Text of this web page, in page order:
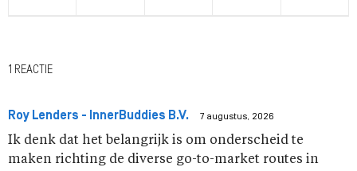
1 REACTIE
Roy Lenders - InnerBuddies B.V. 7 augustus, 2026
Ik denk dat het belangrijk is om onderscheid te
maken richting de diverse go-to-market routes in